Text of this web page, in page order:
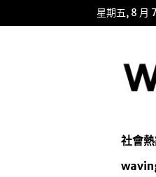
星期五, 8 月
招
財
貓
社會